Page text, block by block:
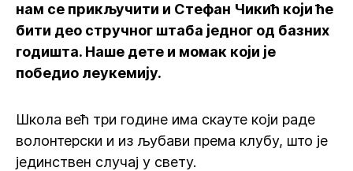
нам се прикључити и Стефан Чикић који ће
бити део стручног штаба једног од базних
годишта. Наше дете и момак који је
победио леукемију.
Школа већ три године има скауте који раде
волонтерски и из љубави према клубу, што је
јединствен случај у свету.